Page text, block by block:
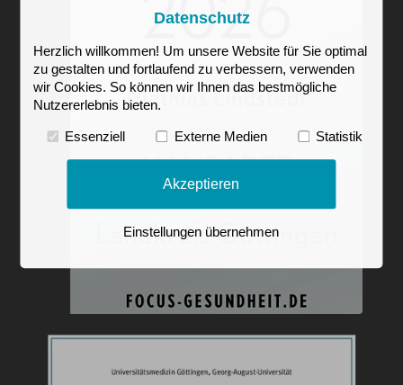
Datenschutz
Herzlich willkommen! Um unsere Website für Sie optimal
zu gestalten und fortlaufend zu verbessern, verwenden
wir Cookies. So können wir Ihnen das bestmögliche
Nutzererlebnis bieten.
Essenziell Externe Medien Statistik
Akzeptieren
Einstellungen übernehmen